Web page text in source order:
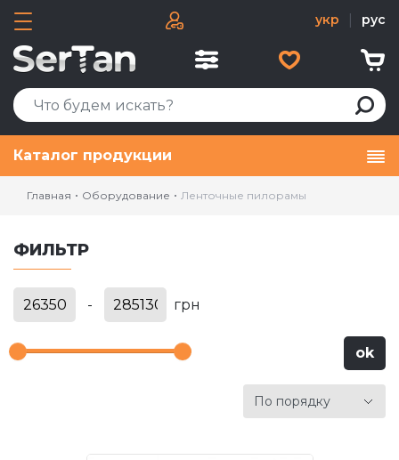
укр рус
Каталог продукции
Главная Оборудование Ленточные пилорамы
ФИЛЬТР
- грн
ok